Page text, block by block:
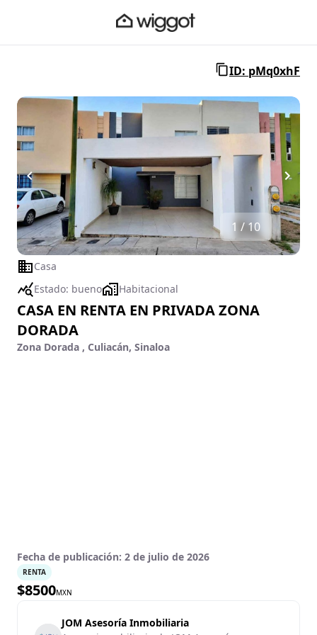
ID: pMq0xhF
1 / 10
Casa
Estado: bueno Habitacional
CASA EN RENTA EN PRIVADA ZONA
DORADA
Zona Dorada , Culiacán, Sinaloa
Fecha de publicación: 2 de julio de 2026
RENTA
$8500MXN
JOM Asesoría Inmobiliaria